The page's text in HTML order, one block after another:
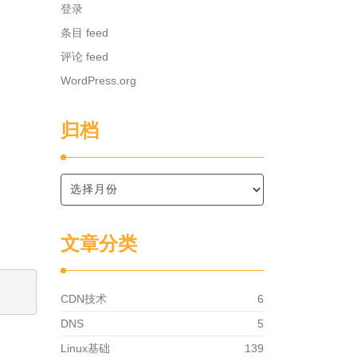
登录
条目 feed
评论 feed
WordPress.org
归档
文章分类
CDN技术
6
DNS
5
Linux基础
139